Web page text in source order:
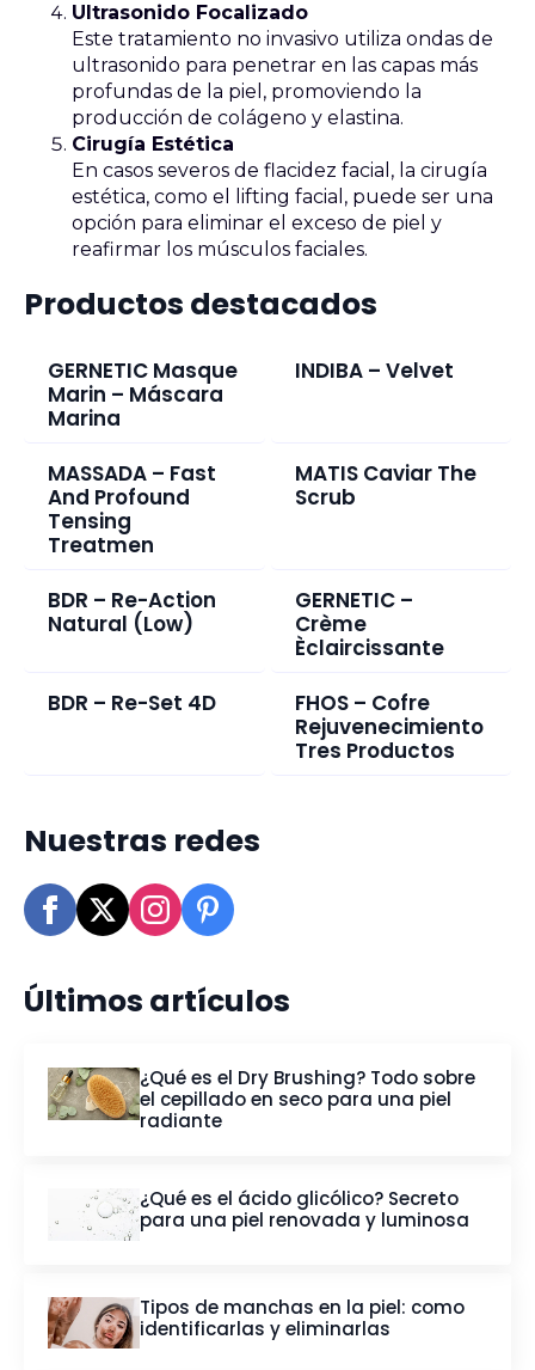
Ultrasonido Focalizado
Este tratamiento no invasivo utiliza ondas de
ultrasonido para penetrar en las capas más
profundas de la piel, promoviendo la
producción de colágeno y elastina.
Cirugía Estética
En casos severos de flacidez facial, la cirugía
estética, como el lifting facial, puede ser una
opción para eliminar el exceso de piel y
reafirmar los músculos faciales.
Productos destacados
GERNETIC Masque
Marin – Máscara
Marina
INDIBA – Velvet
MASSADA – Fast
And Profound
Tensing
Treatmen
MATIS Caviar The
Scrub
BDR – Re-Action
Natural (Low)
GERNETIC –
Crème
Èclaircissante
BDR – Re-Set 4D
FHOS – Cofre
Rejuvenecimiento
Tres Productos
Nuestras redes
Últimos artículos
¿Qué es el Dry Brushing? Todo sobre
el cepillado en seco para una piel
radiante
¿Qué es el ácido glicólico? Secreto
para una piel renovada y luminosa
Tipos de manchas en la piel: como
identificarlas y eliminarlas